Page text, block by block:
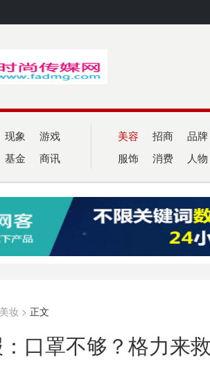
现象 游戏
基金 商讯
美容 招商 品牌
服饰 消费 人物
美妆 > 正文
口罩不够？格力来